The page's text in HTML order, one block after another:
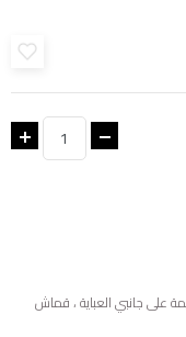
على جانبي العباية ، قماش